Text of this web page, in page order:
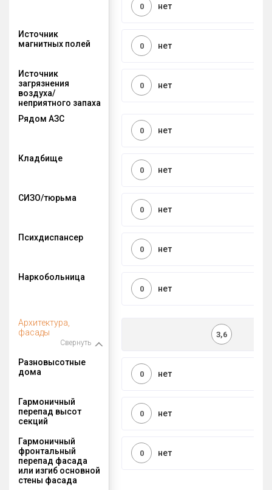
нет
0
Источник
магнитных полей
нет
0
Источник
загрязнения
воздуха/
неприятного запаха
нет
0
Рядом АЗС
нет
0
Кладбище
нет
0
СИЗО/тюрьма
нет
0
Психдиспансер
нет
0
Наркобольница
нет
0
Архитектура,
фасады
Свернуть
3,6
Разновысотные
дома
нет
0
Гармоничный
перепад высот
секций
нет
0
Гармоничный
фронтальный
перепад фасада
или изгиб основной
стены фасада
нет
0